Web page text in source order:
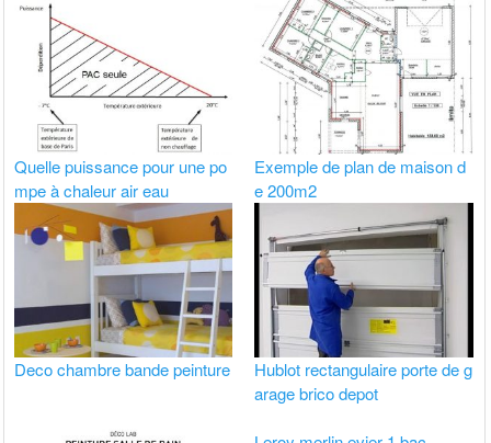
Quelle puissance pour une po
mpe à chaleur air eau
Exemple de plan de maison d
e 200m2
Deco chambre bande peinture
Hublot rectangulaire porte de g
arage brico depot